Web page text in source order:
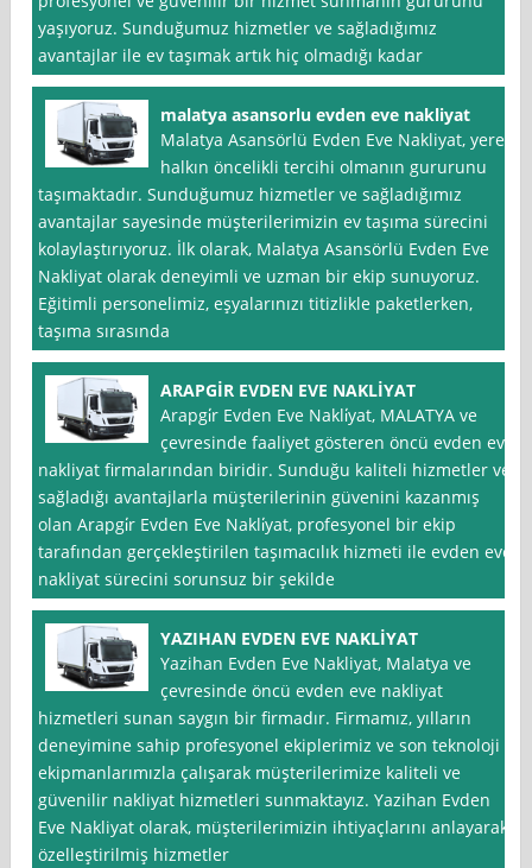
yaşıyoruz. Sunduğumuz hizmetler ve sağladığımız
avantajlar ile ev taşımak artık hiç olmadığı kadar
malatya asansorlu evden eve nakliyat
Malatya Asansörlü Evden Eve Nakliyat, yerel
halkın öncelikli tercihi olmanın gururunu
taşımaktadır. Sunduğumuz hizmetler ve sağladığımız
avantajlar sayesinde müşterilerimizin ev taşıma sürecini
kolaylaştırıyoruz. İlk olarak, Malatya Asansörlü Evden Eve
Nakliyat olarak deneyimli ve uzman bir ekip sunuyoruz.
Eğitimli personelimiz, eşyalarınızı titizlikle paketlerken,
taşıma sırasında
ARAPGİR EVDEN EVE NAKLİYAT
Arapgi̇r Evden Eve Nakli̇yat, MALATYA ve
çevresinde faaliyet gösteren öncü evden eve
nakliyat firmalarından biridir. Sunduğu kaliteli hizmetler ve
sağladığı avantajlarla müşterilerinin güvenini kazanmış
olan Arapgi̇r Evden Eve Nakli̇yat, profesyonel bir ekip
tarafından gerçekleştirilen taşımacılık hizmeti ile evden eve
nakliyat sürecini sorunsuz bir şekilde
YAZIHAN EVDEN EVE NAKLİYAT
Yazihan Evden Eve Nakliyat, Malatya ve
çevresinde öncü evden eve nakliyat
hizmetleri sunan saygın bir firmadır. Firmamız, yılların
deneyimine sahip profesyonel ekiplerimiz ve son teknoloji
ekipmanlarımızla çalışarak müşterilerimize kaliteli ve
güvenilir nakliyat hizmetleri sunmaktayız. Yazihan Evden
Eve Nakliyat olarak, müşterilerimizin ihtiyaçlarını anlayarak
özelleştirilmiş hizmetler